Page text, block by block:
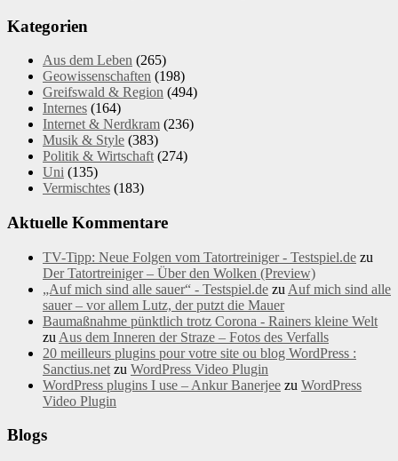
Kategorien
Aus dem Leben (265)
Geowissenschaften (198)
Greifswald & Region (494)
Internes (164)
Internet & Nerdkram (236)
Musik & Style (383)
Politik & Wirtschaft (274)
Uni (135)
Vermischtes (183)
Aktuelle Kommentare
TV-Tipp: Neue Folgen vom Tatortreiniger - Testspiel.de zu
Der Tatortreiniger – Über den Wolken (Preview)
„Auf mich sind alle sauer“ - Testspiel.de zu Auf mich sind alle
sauer – vor allem Lutz, der putzt die Mauer
Baumaßnahme pünktlich trotz Corona - Rainers kleine Welt
zu Aus dem Inneren der Straze – Fotos des Verfalls
20 meilleurs plugins pour votre site ou blog WordPress :
Sanctius.net zu WordPress Video Plugin
WordPress plugins I use – Ankur Banerjee zu WordPress
Video Plugin
Blogs